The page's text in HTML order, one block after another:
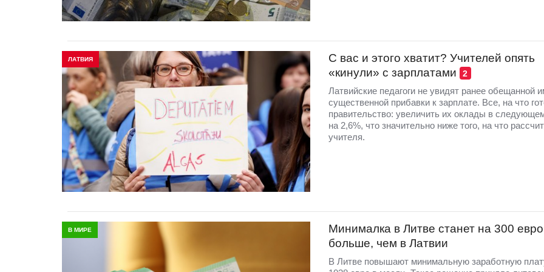
ЛАТВИЯ
С вас и этого хватит? Учителей опять
«кинули» с зарплатами
2
Латвийские педагоги не увидят ранее обещанной
существенной прибавки к зарплате. Все, на что
правительство: увеличить их оклады в
на 2,6%, что значительно ниже того, на что
учителя.
В МИРЕ
Минималка в Литве станет на 300 евро
больше, чем в Латвии
В Литве повышают минимальную заработную